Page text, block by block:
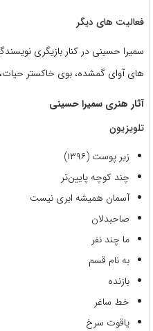
فعالیت های دیگر
سمیرا حسینی در کنار بازیگری
های آوای گمشده، بوی خاکستر حیات،
آثار هنری سمیرا حسینی
تلویزیون
زیر پوست (۱۳۹۶)
چند کوچه پایین‌تر
آسمان همیشه ابری نیست
صاحبدلان
ما چند نفر
به نام قسم
بازنده
خط ساغر
یاقوت سرخ